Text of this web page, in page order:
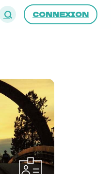
CONNEXION